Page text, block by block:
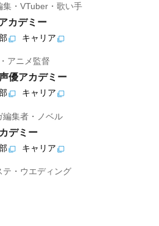
・VTuber・歌い手
カデミー
キャリア
アニメ監督
優アカデミー
キャリア
編集者・ノベル
デミー
キャリア
・ウエディング